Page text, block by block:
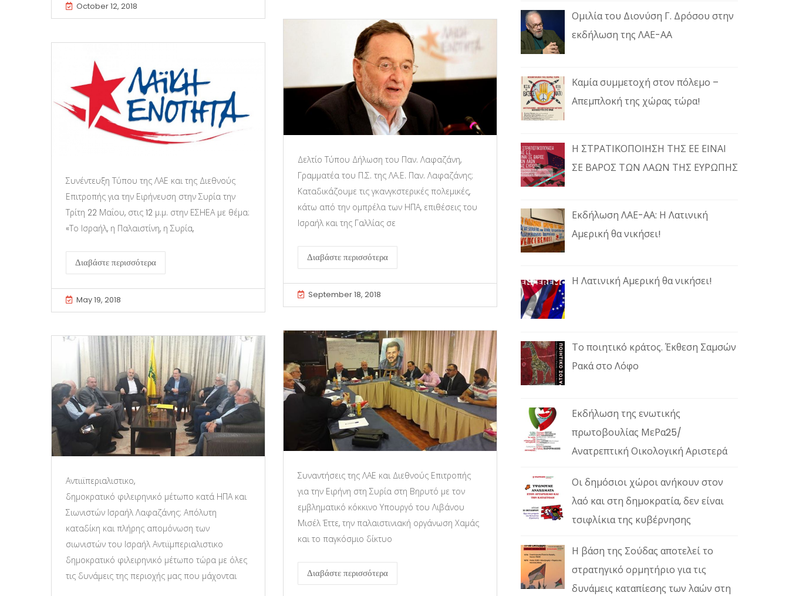
October 12, 2018
Δελτίο Τύπου Δήλωση του Παν. Λαφαζάνη,
Γραμματέα του Π.Σ. της ΛΑ.Ε. Παν. Λαφαζάνης:
Καταδικάζουμε τις γκανγκστερικές πολεμικές,
κάτω από την ομπρέλα των ΗΠΑ, επιθέσεις του
Ισραήλ και της Γαλλίας σε
Διαβάστε περισσότερα
September 18, 2018
Συνέντευξη Τύπου της ΛΑΕ και της Διεθνούς
Επιτροπής για την Ειρήνευση στην Συρία την
Τρίτη 22 Μαΐου, στις 12 μ.μ. στην ΕΣΗΕΑ με θέμα:
«Το Ισραήλ, η Παλαιστίνη, η Συρία,
Διαβάστε περισσότερα
May 19, 2018
Συναντήσεις της ΛΑΕ και Διεθνούς Επιτροπής
για την Ειρήνη στη Συρία στη Βηρυτό με τον
εμβληματικό κόκκινο Υπουργό του Λιβάνου
Μισέλ Έττε, την παλαιστινιακή οργάνωση Χαμάς
και το παγκόσμιο δίκτυο
Διαβάστε περισσότερα
Αντιιϊπεριαλιστικο,
δημοκρατικό φιλειρηνικό μέτωπο κατά ΗΠΑ και
Σιωνιστών Ισραήλ Λαφαζάνης: Απόλυτη
καταδίκη και πλήρης απομόνωση των
σιωνιστών του Ισραήλ Αντιϊμπεριαλιστικο
δημοκρατικό φιλειρηνικό μέτωπο τώρα με όλες
τις δυνάμεις της περιοχής μας που μάχονται
Ομιλία του Διονύση Γ. Δρόσου στην
εκδήλωση της ΛΑΕ-ΑΑ
Καμία συμμετοχή στον πόλεμο –
Απεμπλοκή της χώρας τώρα!
Η ΣΤΡΑΤΙΚΟΠΟΙΗΣΗ ΤΗΣ ΕΕ ΕΙΝΑΙ
ΣΕ ΒΑΡΟΣ ΤΩΝ ΛΑΩΝ ΤΗΣ ΕΥΡΩΠΗΣ
Εκδήλωση ΛΑΕ-ΑΑ: Η Λατινική
Αμερική θα νικήσει!
Η Λατινική Αμερική θα νικήσει!
Το ποιητικό κράτος. Έκθεση Σαμσών
Ρακά στο Λόφο
Εκδήλωση της ενωτικής
πρωτοβουλίας ΜεΡα25/
Ανατρεπτική Οικολογική Αριστερά
Οι δημόσιοι χώροι ανήκουν στον
λαό και στη δημοκρατία, δεν είναι
τσιφλίκια της κυβέρνησης
Η βάση της Σούδας αποτελεί το
στρατηγικό ορμητήριο για τις
δυνάμεις καταπίεσης των λαών στη